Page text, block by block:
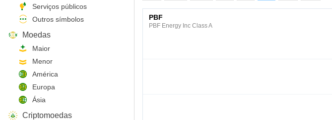
Serviços públicos
Outros símbolos
Moedas
Maior
Menor
América
Europa
Ásia
Criptomoedas
PBF
PBF Energy Inc Class A